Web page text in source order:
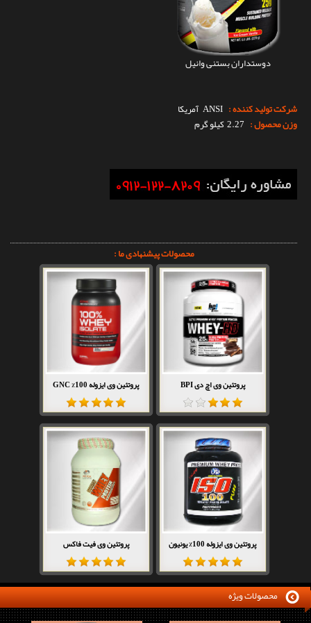
دوستداران بستنی وانیل
شرکت تولید کننده : ANSI آمریکا
وزن محصول : 2.27 کیلو گرم
محصولات پیشنهادی ما :
پروتئین وی اچ دی BPI پروتئین وی ایزوله 100% GNC
پروتئین وی ایزوله 100% یونیون پروتئین وی فیت فاکس
محصولات ویژه